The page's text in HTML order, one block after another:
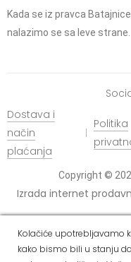
Kada se iz pravca
nalazimo se sa leve strane.
Copyright ©
Izrada internet
Dostava i
način
plaćanja
Politika
Kolačiće upotrebljavamo
kako bismo bili u stanju